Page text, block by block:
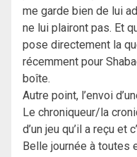
me garde bien de lui
ne lui plairont pas. Et
pose directement la
récemment pour
boîte.
Autre point, l’envoi
Le chroniqueur/la
d’un jeu qu’il a reçu et
Belle journée à toutes